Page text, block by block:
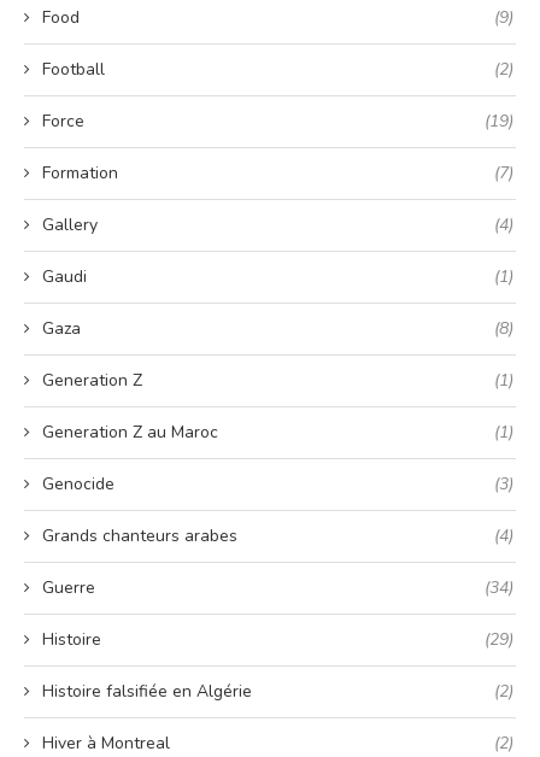
Food (9)
Football (2)
Force (19)
Formation (7)
Gallery (4)
Gaudi (1)
Gaza (8)
Generation Z (1)
Generation Z au Maroc (1)
Genocide (3)
Grands chanteurs arabes (4)
Guerre (34)
Histoire (29)
Histoire falsifiée en Algérie (2)
Hiver à Montreal (2)